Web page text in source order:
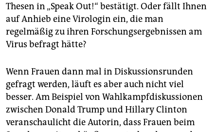
Thesen in „Speak Out!“ bestätigt. Oder fällt Ihnen
auf Anhieb eine Virologin ein, die man
regelmäßig zu ihren Forschungsergebnissen am
Virus befragt hätte?
Wenn Frauen dann mal in Diskussionsrunden
gefragt werden, läuft es aber auch nicht viel
besser. Am Beispiel von Wahlkampfdiskussionen
zwischen Donald Trump und Hillary Clinton
veranschaulicht die Autorin, dass Frauen beim